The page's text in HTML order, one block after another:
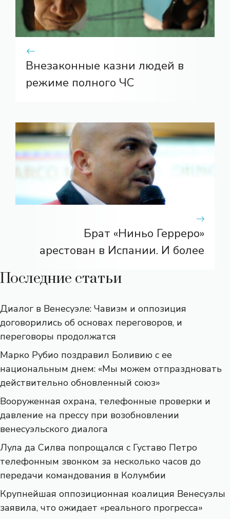
Внезаконные казни людей в
режиме полного ЧС
Брат «Ниньо Герреро»
арестован в Испании. И более
Последние статьи
Диалог в Венесуэле: Чавизм и оппозиция
договорились об основах переговоров, и
переговоры продолжатся
Марко Рубио поздравил Боливию с ее
национальным днем: «Мы можем отпраздновать
действительно обновленный союз»
Вооруженная охрана, телефонные проверки и
давление на прессу при возобновлении
венесуэльского диалога
Лула да Силва попрощался с Густаво Петро
телефонным звонком за несколько часов до
передачи командования в Колумбии
Крупнейшая оппозиционная коалиция Венесуэлы
заявила, что ожидает «реального прогресса»